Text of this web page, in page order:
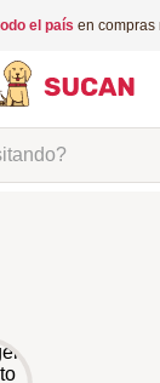
el país en compras